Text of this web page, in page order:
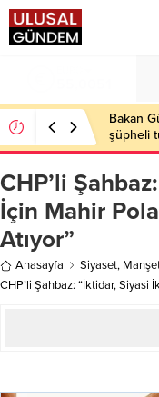
Bakan
şüpheli
CHP’li
İçin Mahir
Atıyor”
Anasayfa Siyaset,
CHP’li Şahbaz: “İktidar, Siyasi